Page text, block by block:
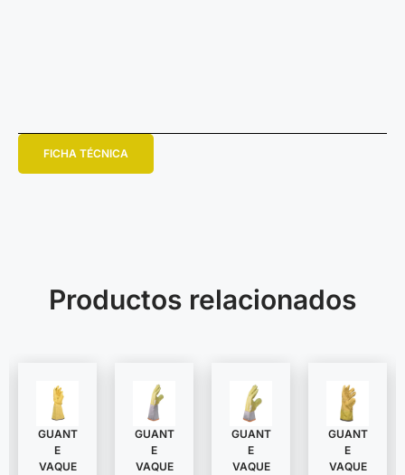
FICHA TÉCNICA
Productos relacionados
GUANT
E
VAQUE
GUANT
E
VAQUE
GUANT
E
VAQUE
GUANT
E
VAQUE